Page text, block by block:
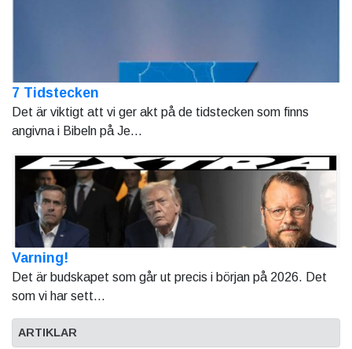
7 Tidstecken
Det är viktigt att vi ger akt på de tidstecken som finns
angivna i Bibeln på Je...
Varning!
Det är budskapet som går ut precis i början på 2026. Det
som vi har sett...
ARTIKLAR